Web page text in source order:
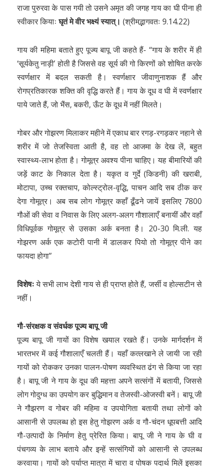
राजा पुरुरवा के पास गयी तो उसने अमृत की जगह गाय का घी पीना ही
स्वीकार कियाःघृतं मे वीर भक्ष्यं स्यात्। (श्रीमद्भागवतः 9.14.22)
गाय की महिमा बताते हुए पूज्य बापू जी कहते हैं- “गाय के शरीर में ही
‘सूर्यकेतु नाड़ी’ होती है जिससे वह सूर्य की गो किरणों को शोषित करके
स्वर्णक्षार में बदल सकती है। स्वर्णक्षार जीवाणुनाशक हैं और
रोगप्रतिकारक शक्ति की वृद्धि करते हैं। गाय के दूध व घी में स्वर्णक्षार
पाये जाते हैं, जो भैंस, बकरी, ऊँट के दूध में नहीं मिलते।
गोबर और गोझरण मिलाकर महीने में एकाध बार रगड़-रगड़कर नहाने से
शरीर में जो तेजस्विता आती है, वह तो आजमा के देख लें, बहुत
स्वास्थ्य-लाभ होता है। गोमूत्र अवश्य पीना चाहिए। यह बीमारियों की
जड़ें काट के निकाल देता है। यकृत व गुर्दे (किडनी) की खराबी,
मोटापा, उच्च रक्तचाप, कोल्स्ट्रोल-वृद्धि, पाचन आदि सब ठीक कर
देगा गोमूत्र। अब सब लोग गोमूत्र कहाँ ढूँढने जायें इसलिए 7800
गौओं की सेवा व निवास के लिए अलग-अलग गौशालाएँ बनायीं और वहाँ
विधिपूर्वक गोमूत्र से उसका अर्क बनता है। 20-30 मि.ली. यह
गोझरण अर्क एक कटोरी पानी में डालकर पियो तो गोमूत्र पीने का
फायदा होगा”
विशेषःये सभी लाभ देशी गाय से ही प्राप्त होते हैं, जर्सी व होल्सटीन से
नहीं।
गौ-संरक्षक व संवर्धक पूज्य बापू जी
पूज्य बापू जी गायों का विशेष खयाल रखते हैं। उनके मार्गदर्शन में
भारतभर में कई गौशालाएँ चलती हैं। यहाँ कत्लखाने ले जायी जा रही
गायों को रोककर उनका पालन-पोषण व्यवस्थित ढंग से किया जा रहा
है। बापू जी ने गाय के दूध की महत्ता अपने सत्संगों में बतायी, जिससे
लोग गोदुग्ध का उपयोग कर बुद्धिमान व तेजस्वी-ओजस्वी बनें। बापू जी
ने गौझरण व गोबर की महिमा व उपयोगिता बतायी तथा लोगों को
आसानी से उपलब्ध हो इस हेतु गोझरण अर्क व गौ-चंदन धूपबत्ती आदि
गौ-उत्पादों के निर्माण हेतु प्रेरित किया। बापू जी ने गाय के घी व
पंचगव्य के लाभ बताये और इन्हें सत्संगियों को आसानी से उपलब्ध
करवाया। गायों को पर्याप्त मात्रा में चारा व पोषक पदार्थ मिलें इसका